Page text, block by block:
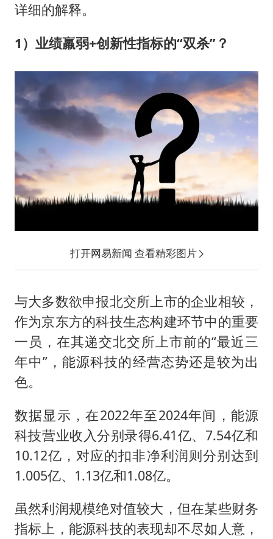
详细的解释。
1）业绩羸弱+创新性指标的“双杀”？
打开网易新闻 查看精彩图片
与大多数欲申报北交所上市的企业相较，
作为京东方的科技生态构建环节中的重要
一员，在其递交北交所上市前的“最近三
年中”，能源科技的经营态势还是较为出
色。
数据显示，在2022年至2024年间，能源
科技营业收入分别录得6.41亿、7.54亿和
10.12亿，对应的扣非净利润则分别达到
1.005亿、1.13亿和1.08亿。
虽然利润规模绝对值较大，但在某些财务
指标上，能源科技的表现却不尽如人意，